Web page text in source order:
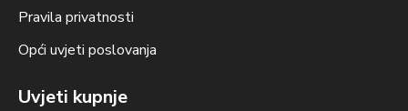
Pravila privatnosti
Opći uvjeti poslovanja
Uvjeti kupnje